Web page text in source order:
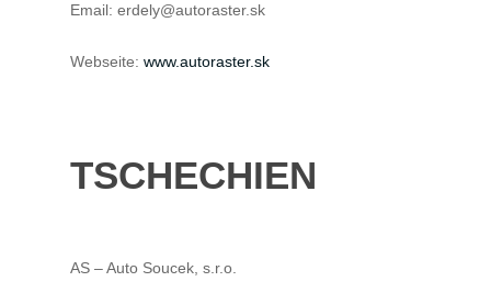
Email: erdely@autoraster.sk
Webseite: www.autoraster.sk
TSCHECHIEN
AS – Auto Soucek, s.r.o.